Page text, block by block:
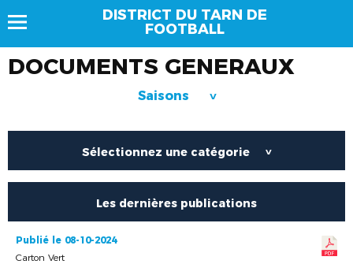
DISTRICT DU TARN DE
FOOTBALL
DOCUMENTS GENERAUX
Saisons >
Sélectionnez une catégorie >
Les dernières publications
Publié le 08-10-2024
Carton Vert